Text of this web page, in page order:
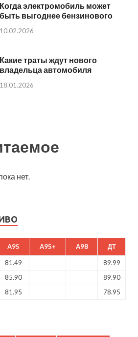
Когда электромобиль может
быть выгоднее бензинового
10.02.2026
Какие траты ждут нового
владельца автомобиля
18.01.2026
нет.
A95 A95+ A98 ДТ
81.49
89.99
85.90
89.90
81.95 78.95